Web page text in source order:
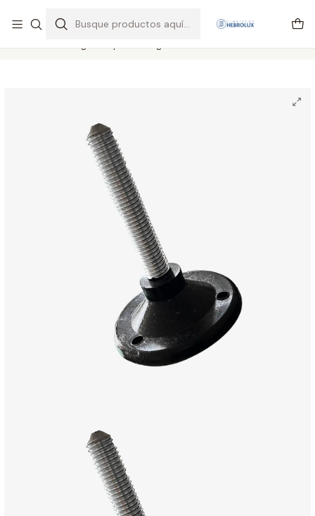
Regiones envios por pagar vía Starken y Pullman cargo